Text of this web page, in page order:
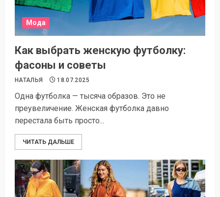
Мода
Как выбрать женскую футболку:
фасоны и советы
НАТАЛЬЯ 18.07.2025
Одна футболка — тысяча образов. Это не
преувеличение. Женская футболка давно
перестала быть просто...
ЧИТАТЬ ДАЛЬШЕ